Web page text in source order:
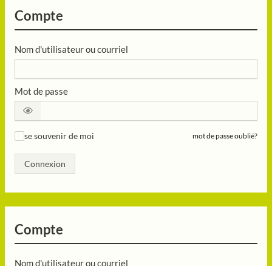
Compte
Nom d'utilisateur ou courriel
Mot de passe
se souvenir de moi mot de passe oublié?
Connexion
Compte
Nom d'utilisateur ou courriel